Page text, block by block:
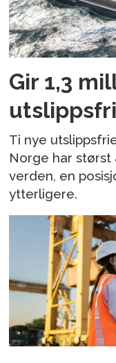
Gir 1,3
Ti nye
Norge har størst
verden, en
ytterligere.